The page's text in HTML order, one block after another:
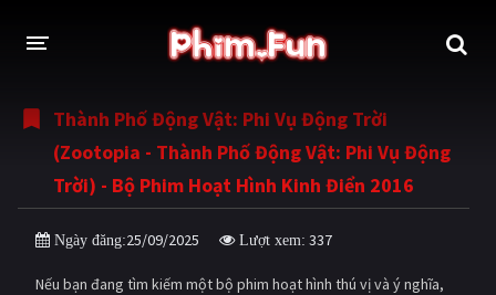
THỂ LOẠI
Thần thoại - Cổ trang Hành động
Thành Phố Động Vật: Phi Vụ Động Trời
(Zootopia - Thành Phố Động Vật: Phi Vụ Động
Trời) - Bộ Phim Hoạt Hình Kinh Điển 2016
Ngày đăng:25/09/2025 Lượt xem: 337
Nếu bạn đang tìm kiếm một bộ phim hoạt hình thú vị và ý nghĩa,